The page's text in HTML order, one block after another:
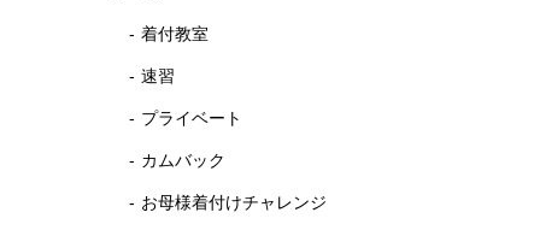
着付教室
速習
プライベート
カムバック
お母様着付けチャレンジ